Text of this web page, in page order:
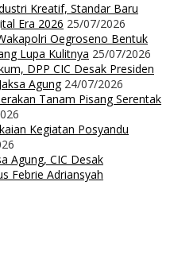
Kreatif, Standar Baru
Era 2026 25/07/2026
Oegroseno Bentuk
Lupa Kulitnya 25/07/2026
DPP CIC Desak Presiden
Agung 24/07/2026
Tanam Pisang Serentak
Kegiatan Posyandu
Agung, CIC Desak
Febrie Adriansyah